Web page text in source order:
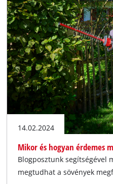
14.02.2024
Mikor és hogyan érdemes
Blogposztunk segítségével
megtudhat a sövények